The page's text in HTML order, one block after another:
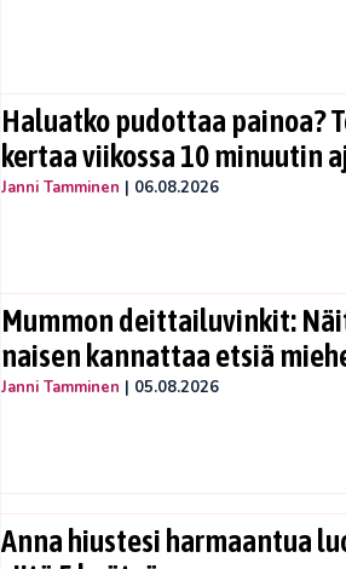
Haluatko pudottaa painoa?
kertaa viikossa 10 minuutin
Janni Tamminen | 06.08.2026
Mummon deittailuvinkit:
naisen kannattaa etsiä
Janni Tamminen | 05.08.2026
Anna hiustesi harmaantua